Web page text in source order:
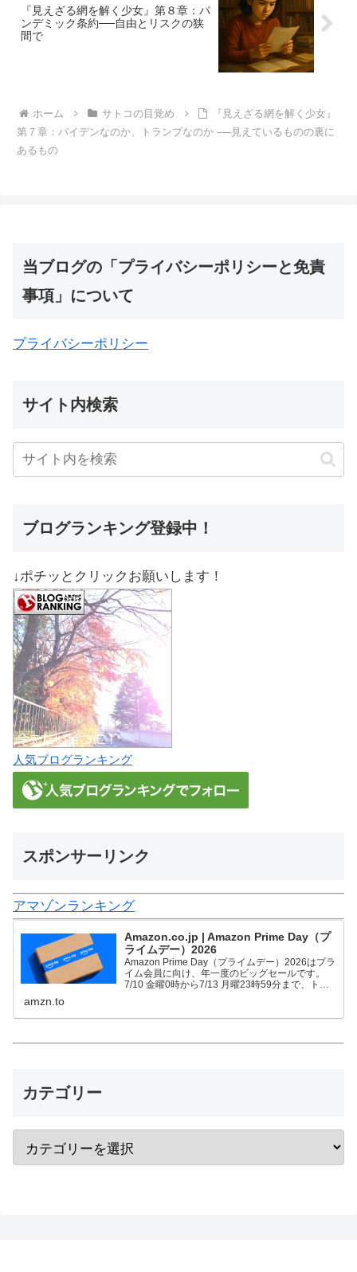
『見えざる網を解く少女』第８章：パ
ンデミック条約──自由とリスクの狭
間で
ホーム サトコの目覚め
『見えざる網を解く少女』
第７章：バイデンなのか、トランプなのか ──見えているものの裏に
あるもの
当ブログの「プライバシーポリシーと免責
事項」について
プライバシーポリシー
サイト内検索
ブログランキング登録中！
↓ポチッとクリックお願いします！
人気ブログランキング
スポンサーリンク
アマゾンランキング
Amazon.co.jp | Amazon Prime Day（プ
ライムデー）2026
Amazon Prime Day（プライムデー）2026はプラ
イム会員に向け、年一度のビッグセールです。
7/10 金曜0時から7/13 月曜23時59分まで、トッ
amzn.to
カテゴリー